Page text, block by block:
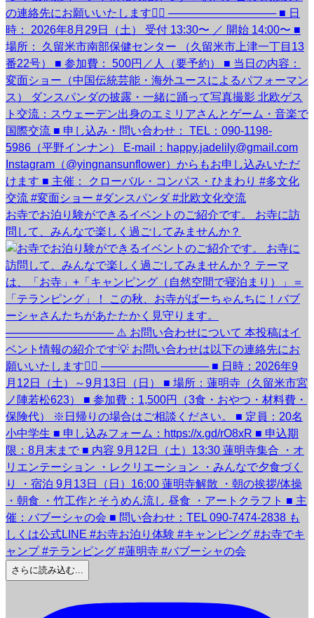
お寺でお泊り験ができるイベントのご紹介です。 お寺に訪
問して、みんなで楽しく過ごしてみませんか？
さらに読み込む...